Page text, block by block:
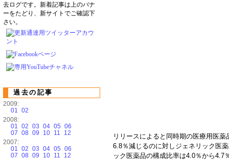
リリースによると同時期の医療用医
6.8％減じるのに対しジェネリック医
ック医薬品の構成比率は4.0％から4.7
去ログです。新着記事は上のバナ
ーをたどり、新サイトでご確認下
さい。
過去の記事
2009:
01 02
2008:
01 02 03 04 05 06
07 08 09 10 11
12
2007:
01 02 03 04 05 06
07 08 09 10 11
12